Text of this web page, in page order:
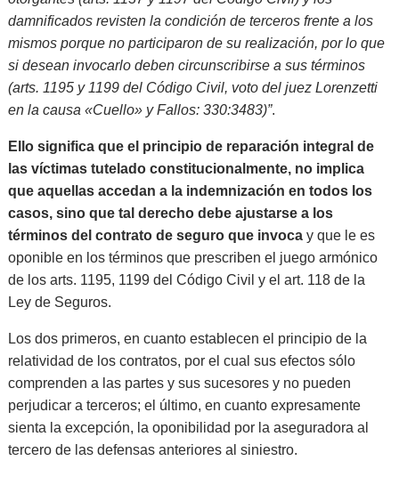
damnificados revisten la condición de terceros frente a los
mismos porque no participaron de su realización, por lo que
si desean invocarlo deben circunscribirse a sus términos
(arts. 1195 y 1199 del Código Civil, voto del juez Lorenzetti
en la causa «Cuello» y Fallos: 330:3483)”.
Ello significa que el principio de reparación integral de
las víctimas tutelado constitucionalmente, no implica
que aquellas accedan a la indemnización en todos los
casos, sino que tal derecho debe ajustarse a los
términos del contrato de seguro que invocay que le es
oponible en los términos que prescriben el juego armónico
de los arts. 1195, 1199 del Código Civil y el art. 118 de la
Ley de Seguros.
Los dos primeros, en cuanto establecen el principio de la
relatividad de los contratos, por el cual sus efectos sólo
comprenden a las partes y sus sucesores y no pueden
perjudicar a terceros; el último, en cuanto expresamente
sienta la excepción, la oponibilidad por la aseguradora al
tercero de las defensas anteriores al siniestro.